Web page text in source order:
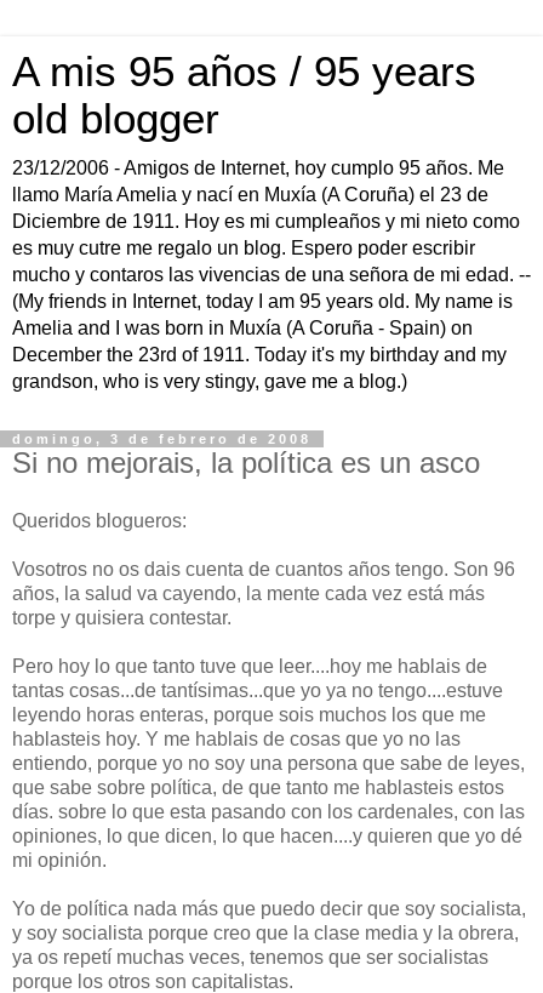
A mis 95 años / 95 years
old blogger
23/12/2006 - Amigos de Internet, hoy cumplo 95 años. Me
llamo María Amelia y nací en Muxía (A Coruña) el 23 de
Diciembre de 1911. Hoy es mi cumpleaños y mi nieto como
es muy cutre me regalo un blog. Espero poder escribir
mucho y contaros las vivencias de una señora de mi edad. --
(My friends in Internet, today I am 95 years old. My name is
Amelia and I was born in Muxía (A Coruña - Spain) on
December the 23rd of 1911. Today it's my birthday and my
grandson, who is very stingy, gave me a blog.)
domingo, 3 de febrero de 2008
Si no mejorais, la política es un asco
Queridos blogueros:
Vosotros no os dais cuenta de cuantos años tengo. Son 96
años, la salud va cayendo, la mente cada vez está más
torpe y quisiera contestar.
Pero hoy lo que tanto tuve que leer....hoy me hablais de
tantas cosas...de tantísimas...que yo ya no tengo....estuve
leyendo horas enteras, porque sois muchos los que me
hablasteis hoy. Y me hablais de cosas que yo no las
entiendo, porque yo no soy una persona que sabe de leyes,
que sabe sobre política, de que tanto me hablasteis estos
días. sobre lo que esta pasando con los cardenales, con las
opiniones, lo que dicen, lo que hacen....y quieren que yo dé
mi opinión.
Yo de política nada más que puedo decir que soy socialista,
y soy socialista porque creo que la clase media y la obrera,
ya os repetí muchas veces, tenemos que ser socialistas
porque los otros son capitalistas.